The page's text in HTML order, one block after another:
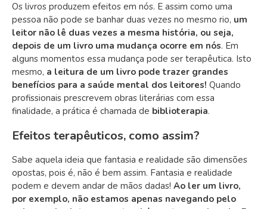
Os livros produzem efeitos em nós. E assim como uma
pessoa não pode se banhar duas vezes no mesmo rio, um
leitor não lê duas vezes a mesma história, ou seja,
depois de um livro uma mudança ocorre em nós. Em
alguns momentos essa mudança pode ser terapêutica. Isto
mesmo, a leitura de um livro pode trazer grandes
benefícios para a saúde mental dos leitores! Quando
profissionais prescrevem obras literárias com essa
finalidade, a prática é chamada de biblioterapia.
Efeitos terapêuticos, como assim?
Sabe aquela ideia que fantasia e realidade são dimensões
opostas, pois é, não é bem assim. Fantasia e realidade
podem e devem andar de mãos dadas! Ao ler um livro,
por exemplo, não estamos apenas navegando pelo